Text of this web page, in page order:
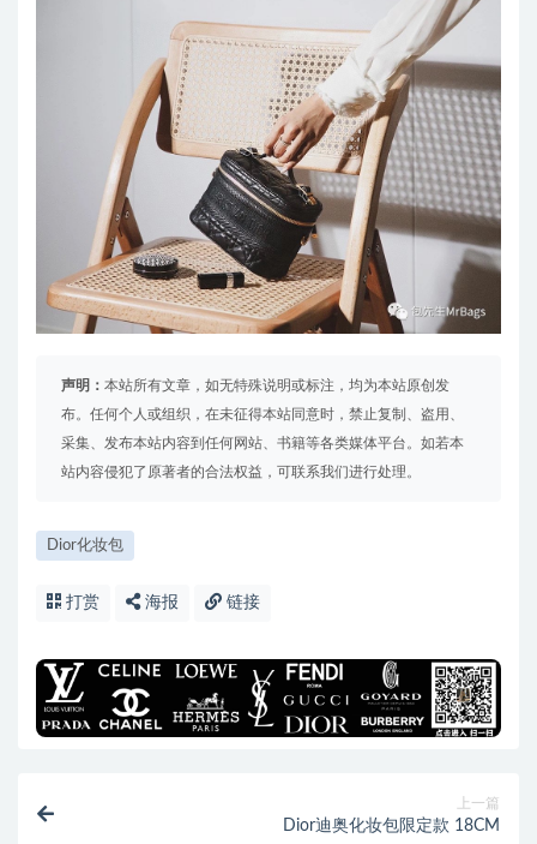
声明： 本站所有文章，如无特殊说明或标注，均为本站原创发
布。任何个人或组织，在未征得本站同意时，禁止复制、盗用、
采集、发布本站内容到任何网站、书籍等各类媒体平台。如若本
站内容侵犯了原著者的合法权益，可联系我们进行处理。
Dior化妆包
打赏 海报 链接
上一篇
Dior迪奥化妆包限定款 18CM